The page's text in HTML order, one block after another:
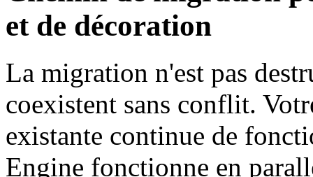
et de décoration
La migration n'est pas
coexistent sans conflit.
existante continue de
Engine fonctionne en